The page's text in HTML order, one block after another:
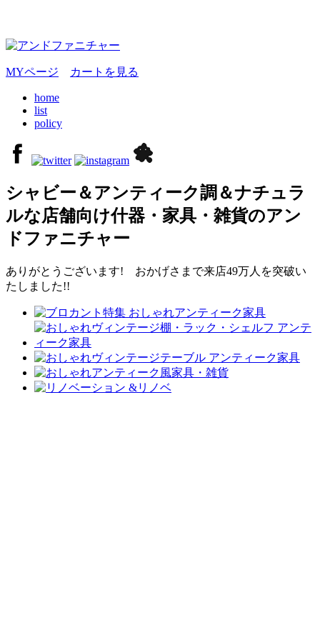
MYページ カートを見る
home
list
policy
シャビー＆アンティーク調＆ナチュラ
ルな店舗向け什器・家具・雑貨のアン
ドファニチャー
ありがとうございます! おかげさまで来店49万人を突破い
たしました!!